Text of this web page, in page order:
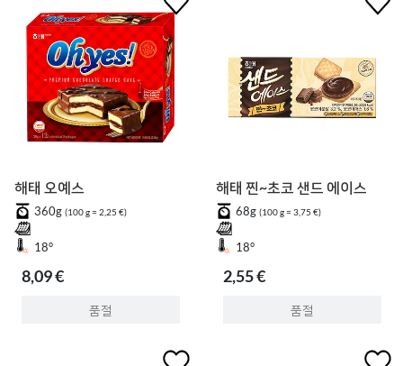
해태 오예스
360g (100 g = 2,25 €)
18°
8,09 €
품절
해태 찐~초코 샌드 에이스
68g (100 g = 3,75 €)
18°
2,55 €
품절